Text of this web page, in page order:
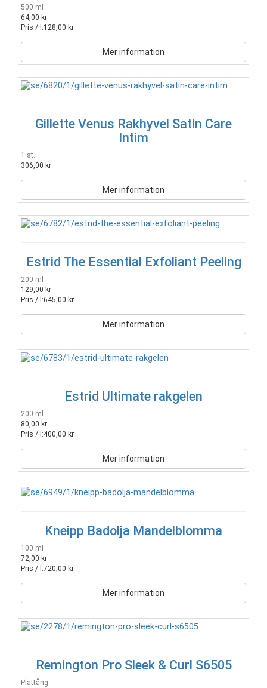
500 ml
64,00 kr
Pris / l:128,00 kr
Mer information
Gillette Venus Rakhyvel Satin Care
Intim
1 st.
306,00 kr
Mer information
Estrid The Essential Exfoliant Peeling
200 ml
129,00 kr
Pris / l:645,00 kr
Mer information
Estrid Ultimate rakgelen
200 ml
80,00 kr
Pris / l:400,00 kr
Mer information
Kneipp Badolja Mandelblomma
100 ml
72,00 kr
Pris / l:720,00 kr
Mer information
Remington Pro Sleek & Curl S6505
Plattång